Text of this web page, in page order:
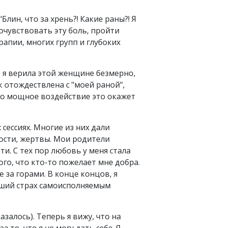
что за хрень?! Какие раны?! Я
эту боль, пройти
многих групп и глубоких
я верила этой женщине безмерно,
отождествлена с "моей раной",
мощное воздействие это окажет
Многие из них дали
жертвы. Мои родители
С тех пор любовь у меня стала
что кто-то пожелает мне добра.
за горами. В конце концов, я
страх самоисполняемым
Теперь я вижу, что на